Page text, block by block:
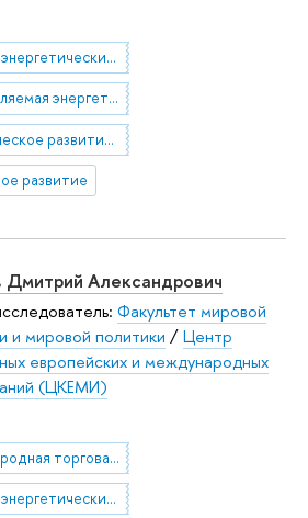
мировые энергетические рынки
возобновляемая энергетика
экономическое развитие стран БРИКС
развитие
Дмитрий Александрович
Факультет мировой
и мировой политики /Центр
европейских и международных
(ЦКЕМИ)
Международная торговая политика
мировые энергетические рынки